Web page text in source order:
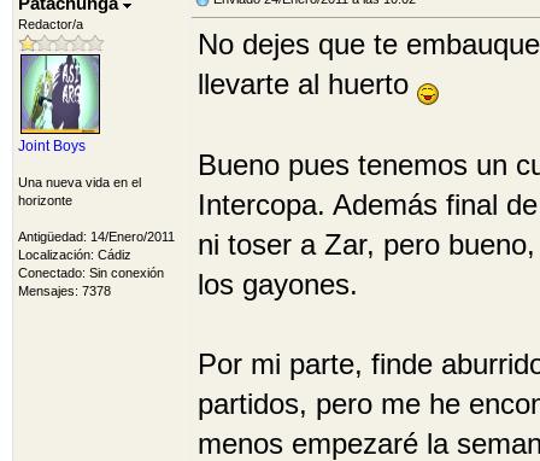
Redactor/a
Joint Boys
Una nueva vida en el
horizonte
Antigüedad: 14/Enero/2011
Localización: Cádiz
Conectado: Sin conexión
Mensajes: 7378
No dejes que te
llevarte al huerto
Bueno pues tenemos un
Intercopa. Además final
ni toser a Zar, pero
los gayones.
Por mi parte, finde
partidos, pero me he
menos empezaré la